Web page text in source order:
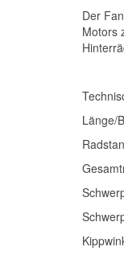
Der
Motors